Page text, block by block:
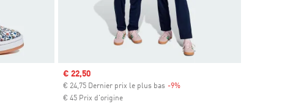
Prix soldé
€ 22,50
€ 24,75 Dernier prix le plus bas -9%Rabais
€ 45 Prix d'origine